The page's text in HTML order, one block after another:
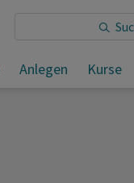
Anlegen Kurse